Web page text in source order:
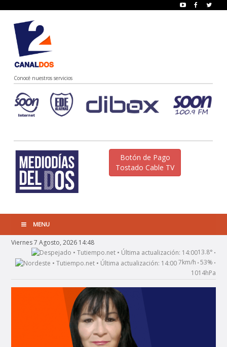
Conocé nuestros servicios
Botón de Pago
Tostado Cable TV
MENU
Viernes 7 Agosto, 2026 14:48
13.8° •
7km/h • 53% •
1014hPa